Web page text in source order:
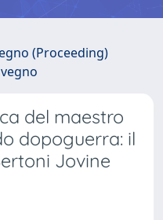
(Proceeding)
del maestro
dopoguerra: il
Jovine